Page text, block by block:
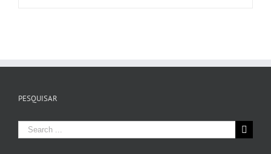
PESQUISAR
Search
for: